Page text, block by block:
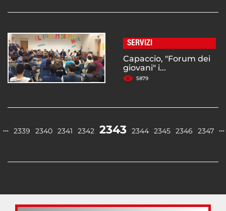
SERVIZI
Capaccio, "Forum dei
giovani" i...
5879
… 2339 2340 2341 2342 2343 2344 2345 2346 2347 …